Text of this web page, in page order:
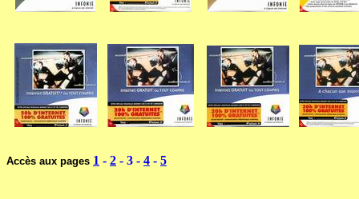
Accès aux pages 1 - 2 - 3 - 4 - 5